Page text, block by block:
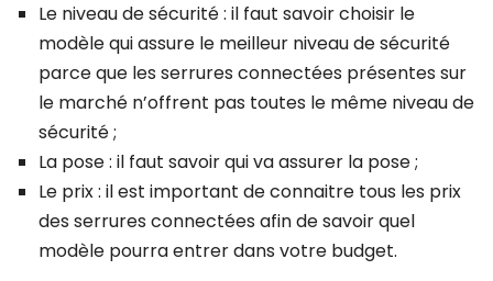
Le niveau de sécurité : il faut savoir choisir le
modèle qui assure le meilleur niveau de sécurité
parce que les serrures connectées présentes sur
le marché n’offrent pas toutes le même niveau de
sécurité ;
La pose : il faut savoir qui va assurer la pose ;
Le prix : il est important de connaitre tous les prix
des serrures connectées afin de savoir quel
modèle pourra entrer dans votre budget.